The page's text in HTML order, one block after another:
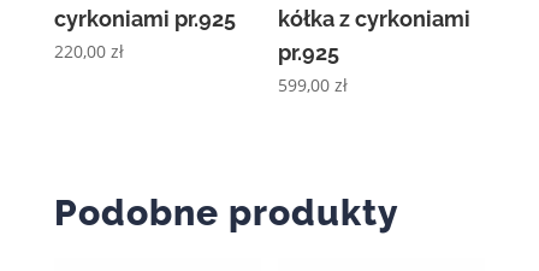
cyrkoniami pr.925
220,00 zł
kółka z cyrkoniami
pr.925
599,00zł
Podobne produkty